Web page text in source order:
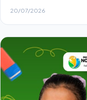
20/07/2026